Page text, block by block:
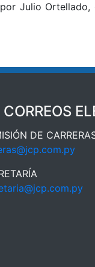
Julio
CORREOS
DE